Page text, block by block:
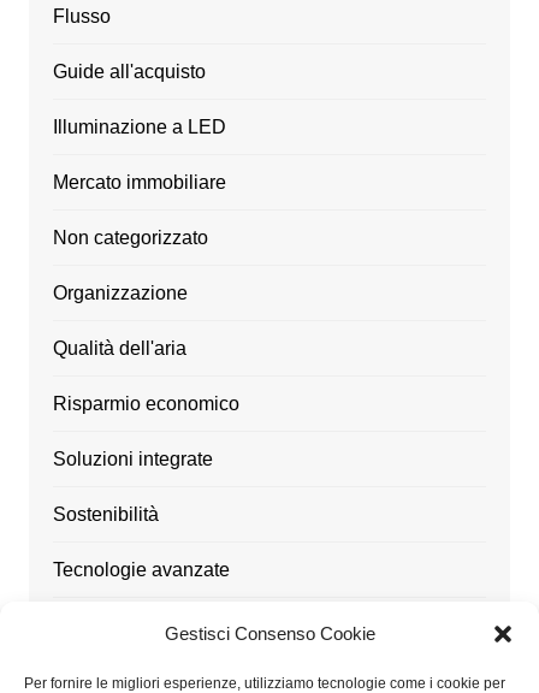
Gestisci Consenso Cookie
Per fornire le migliori esperienze, utilizziamo tecnologie come i cookie per
Flusso
Guide all'acquisto
Illuminazione a LED
Mercato immobiliare
Non categorizzato
Organizzazione
Qualità dell'aria
Risparmio economico
Soluzioni integrate
Sostenibilità
Tecnologie avanzate
Utensili